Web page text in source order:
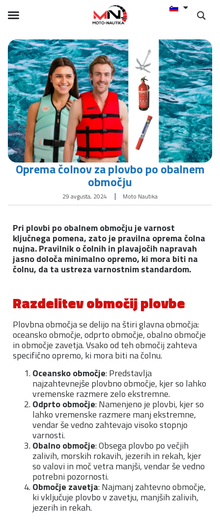
Oprema čolnov za plovbo po obalnem
območju
29 avgusta, 2024 Moto Nautika
Pri plovbi po obalnem območju je varnost
ključnega pomena, zato je pravilna oprema čolna
nujna. Pravilnik o čolnih in plavajočih napravah
jasno določa minimalno opremo, ki mora biti na
čolnu, da ta ustreza varnostnim standardom.
Razdelitev območij plovbe
Plovbna območja se delijo na štiri glavna območja:
oceansko območje, odprto območje, obalno območje
in območje zavetja. Vsako od teh območij zahteva
specifično opremo, ki mora biti na čolnu.
Oceansko območje: Predstavlja
najzahtevnejše plovbno območje, kjer so lahko
vremenske razmere zelo ekstremne.
Odprto območje: Namenjeno je plovbi, kjer so
lahko vremenske razmere manj ekstremne,
vendar še vedno zahtevajo visoko stopnjo
varnosti.
Obalno območje: Obsega plovbo po večjih
zalivih, morskih rokavih, jezerih in rekah, kjer
so valovi in moč vetra manjši, vendar še vedno
potrebni pozornosti.
Območje zavetja: Najmanj zahtevno območje,
ki vključuje plovbo v zavetju, manjših zalivih,
jezerih in rekah.